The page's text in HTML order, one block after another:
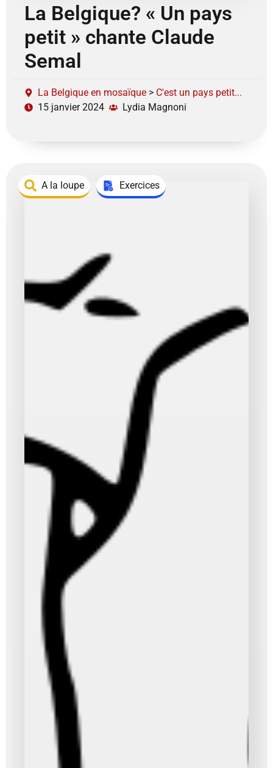
La Belgique? « Un pays
petit » chante Claude
Semal
La Belgique en mosaïque > C'est un pays petit...
15 janvier 2024
Lydia Magnoni
A la loupe Exercices